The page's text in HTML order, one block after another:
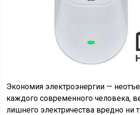
Экономия электроэнергии —
каждого современного человека,
лишнего электричества вредно ни